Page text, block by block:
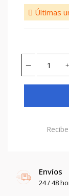
Últimas
Envíos
24 / 48